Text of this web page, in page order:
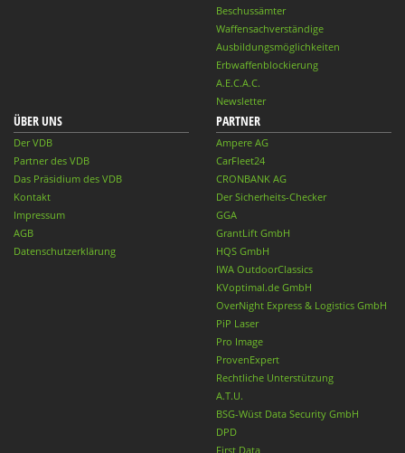
Beschussämter
Waffensachverständige
Ausbildungsmöglichkeiten
Erbwaffenblockierung
A.E.C.A.C.
Newsletter
ÜBER UNS
Der VDB
Partner des VDB
Das Präsidium des VDB
Kontakt
Impressum
AGB
Datenschutzerklärung
PARTNER
Ampere AG
CarFleet24
CRONBANK AG
Der Sicherheits-Checker
GGA
GrantLift GmbH
HQS GmbH
IWA OutdoorClassics
KVoptimal.de GmbH
OverNight Express & Logistics GmbH
PiP Laser
Pro Image
ProvenExpert
Rechtliche Unterstützung
A.T.U.
BSG-Wüst Data Security GmbH
DPD
First Data